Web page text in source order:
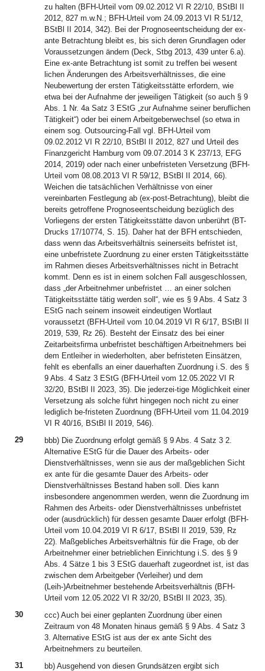
zu halten (BFH-Urteil vom 09.02.2012 VI R 22/10, BStBl II
2012, 827 m.w.N.; BFH-Urteil vom 24.09.2013 VI R 51/12,
BStBl II 2014, 342). Bei der Prognoseentscheidung der ex-
ante Betrachtung bleibt es, bis sich deren Grundlagen oder
Voraussetzungen ändern (Deck, Stbg 2013, 439 unter 6.a).
Eine ex-ante Betrachtung ist somit zu treffen bei wesent
lichen Änderungen des Arbeitsverhältnisses, die eine
Neubewertung der ersten Tätigkeitsstätte erfordern, wie
etwa bei der Aufnahme der jeweiligen Tätigkeit (so auch § 9
Abs. 1 Nr. 4a Satz 3 EStG „zur Aufnahme seiner beruflichen
Tätigkeit“) oder bei einem Arbeitgeberwechsel (so etwa in
einem sog. Outsourcing-Fall vgl. BFH-Urteil vom
09.02.2012 VI R 22/10, BStBl II 2012, 827 und Urteil des
Finanzgericht Hamburg vom 09.07.2014 3 K 237/13, EFG
2014, 2019) oder nach einer unbefristeten Versetzung (BFH-
Urteil vom 08.08.2013 VI R 59/12, BStBl II 2014, 66).
Weichen die tatsächlichen Verhältnisse von einer
vereinbarten Festlegung ab (ex-post-Betrachtung), bleibt die
bereits getroffene Prognoseentscheidung bezüglich des
Vorliegens der ersten Tätigkeitsstätte davon unberührt (BT-
Drucks 17/10774, S. 15). Daher hat der BFH entschieden,
dass wenn das Arbeitsverhältnis seinerseits befristet ist,
eine unbefristete Zuordnung zu einer ersten Tätigkeitsstätte
im Rahmen dieses Arbeitsverhältnisses nicht in Betracht
kommt. Denn es ist in einem solchen Fall ausgeschlossen,
dass „der Arbeitnehmer unbefristet … an einer solchen
Tätigkeitsstätte tätig werden soll“, wie es § 9 Abs. 4 Satz 3
EStG nach seinem insoweit eindeutigen Wortlaut
voraussetzt (BFH-Urteil vom 10.04.2019 VI R 6/17, BStBl II
2019, 539, Rz 26). Besteht der Einsatz des bei einer
Zeitarbeitsfirma unbefristet beschäftigen Arbeitnehmers bei
dem Entleiher in wiederholten, aber befristeten Einsätzen,
fehlt es ebenfalls an einer dauerhaften Zuordnung i.S. des §
9 Abs. 4 Satz 3 EStG (BFH-Urteil vom 12.05.2022 VI R
32/20, BStBl II 2023, 35). Die jederzei-tige Möglichkeit einer
Versetzung als solche führt hingegen noch nicht zu einer
lediglich be-fristeten Zuordnung (BFH-Urteil vom 11.04.2019
VI R 40/16, BStBl II 2019, 546).
29
bbb) Die Zuordnung erfolgt gemäß § 9 Abs. 4 Satz 3 2.
Alternative EStG für die Dauer des Arbeits- oder
Dienstverhältnisses, wenn sie aus der maßgeblichen Sicht
ex ante für die gesamte Dauer des Arbeits- oder
Dienstverhältnisses Bestand haben soll. Dies kann
insbesondere angenommen werden, wenn die Zuordnung im
Rahmen des Arbeits- oder Dienstverhältnisses unbefristet
oder (ausdrücklich) für dessen gesamte Dauer erfolgt (BFH-
Urteil vom 10.04.2019 VI R 6/17, BStBl II 2019, 539, Rz
22). Maßgebliches Arbeitsverhältnis für die Frage, ob der
Arbeitnehmer einer betrieblichen Einrichtung i.S. des § 9
Abs. 4 Sätze 1 bis 3 EStG dauerhaft zugeordnet ist, ist das
zwischen dem Arbeitgeber (Verleiher) und dem
(Leih-)Arbeitnehmer bestehende Arbeitsverhältnis (BFH-
Urteil vom 12.05.2022 VI R 32/20, BStBl II 2023, 35).
30
ccc) Auch bei einer geplanten Zuordnung über einen
Zeitraum von 48 Monaten hinaus gemäß § 9 Abs. 4 Satz 3
3. Alternative EStG ist aus der ex ante Sicht des
Arbeitnehmers zu beurteilen.
31
bb) Ausgehend von diesen Grundsätzen ergibt sich